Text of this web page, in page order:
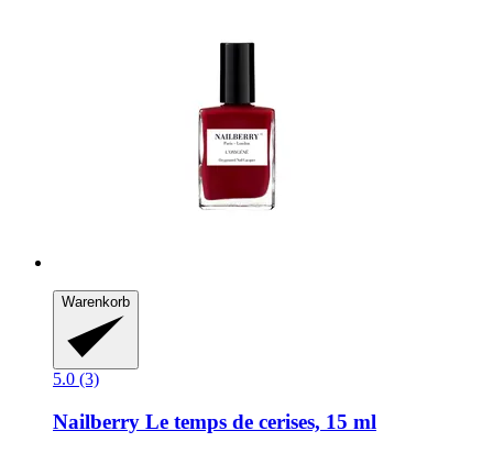
Warenkorb
5.0 (3)
Nailberry Le temps de cerises, 15 ml